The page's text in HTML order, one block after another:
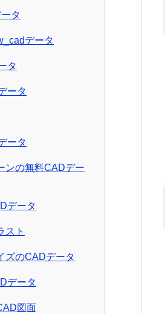
タ
データ
タ
ータ
ータ
ンの無料CADデー
データ
スト
ズのCADデータ
データ
図面